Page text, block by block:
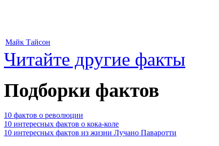
Майк Тайсон
Читайте другие факты
Подборки фактов
10 фактов о революции
10 интересных фактов о кока-коле
10 интересных фактов из жизни Лучано Паваротти